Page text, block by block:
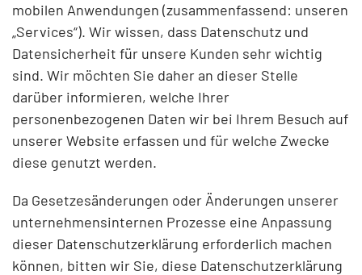
mobilen Anwendungen (zusammenfassend: unseren
„Services“). Wir wissen, dass Datenschutz und
Datensicherheit für unsere Kunden sehr wichtig
sind. Wir möchten Sie daher an dieser Stelle
darüber informieren, welche Ihrer
personenbezogenen Daten wir bei Ihrem Besuch auf
unserer Website erfassen und für welche Zwecke
diese genutzt werden.
Da Gesetzesänderungen oder Änderungen unserer
unternehmensinternen Prozesse eine Anpassung
dieser Datenschutzerklärung erforderlich machen
können, bitten wir Sie, diese Datenschutzerklärung